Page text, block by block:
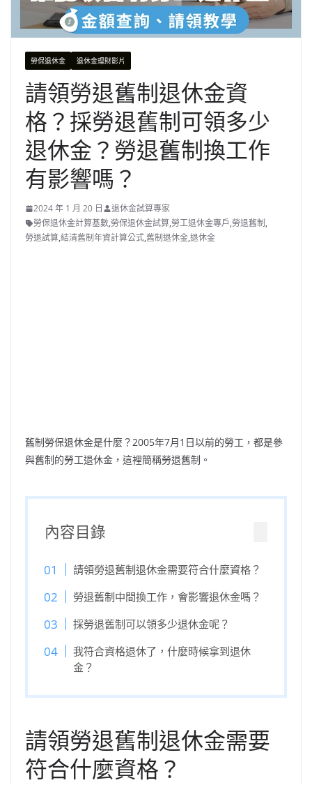
勞保退休金 退休金理財影片
請領勞退舊制退休金資
格？採勞退舊制可領多少
退休金？勞退舊制換工作
有影響嗎？
2024 年 1 月 20 日
退休金試算專家
勞保退休金計算基數,勞保退休金試算,勞工退休金專戶,勞退舊制,
勞退試算,結清舊制年資計算公式,舊制退休金,退休金
舊制勞保退休金是什麼？2005年7月1日以前的勞工，都是參
與舊制的勞工退休金，這裡簡稱勞退舊制。
內容目錄
請領勞退舊制退休金需要符合什麼資格？
勞退舊制中間換工作，會影響退休金嗎？
採勞退舊制可以領多少退休金呢？
我符合資格退休了，什麼時候拿到退休
金？
請領勞退舊制退休金需要
符合什麼資格？